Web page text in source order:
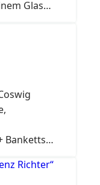
Glas
und die
Weine,
und
Sie
und…
Banketts
für
regionaler,